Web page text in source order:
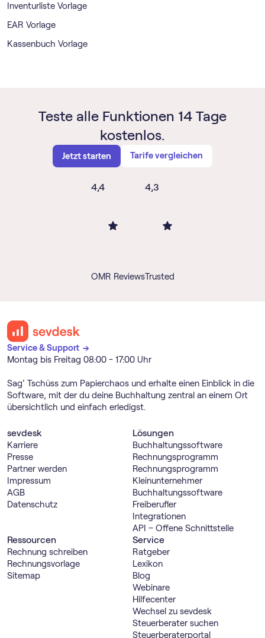
Inventurliste Vorlage
EAR Vorlage
Kassenbuch Vorlage
Teste alle Funktionen 14 Tage
kostenlos.
Jetzt starten Tarife vergleichen
4,4
OMR Reviews
4,3
Trusted
Service & Support →
Montag bis Freitag 08:00 - 17:00 Uhr
Sag’ Tschüss zum Papierchaos und erhalte einen Einblick in die
Software, mit der du deine Buchhaltung zentral an einem Ort
übersichtlich und einfach erledigst.
sevdesk
Karriere
Presse
Partner werden
Impressum
AGB
Datenschutz
Lösungen
Buch­haltungs­software
Rechnungs­programm
Rechnungs­programm
Kleinunternehmer
Buch­haltungs­software
Freiberufler
Integrationen
API – Offene Schnittstelle
Ressourcen
Rechnung schreiben
Rechnungsvorlage
Sitemap
Service
Ratgeber
Lexikon
Blog
Webinare
Hilfecenter
Wechsel zu sevdesk
Steuerberater suchen
Steuerberaterportal